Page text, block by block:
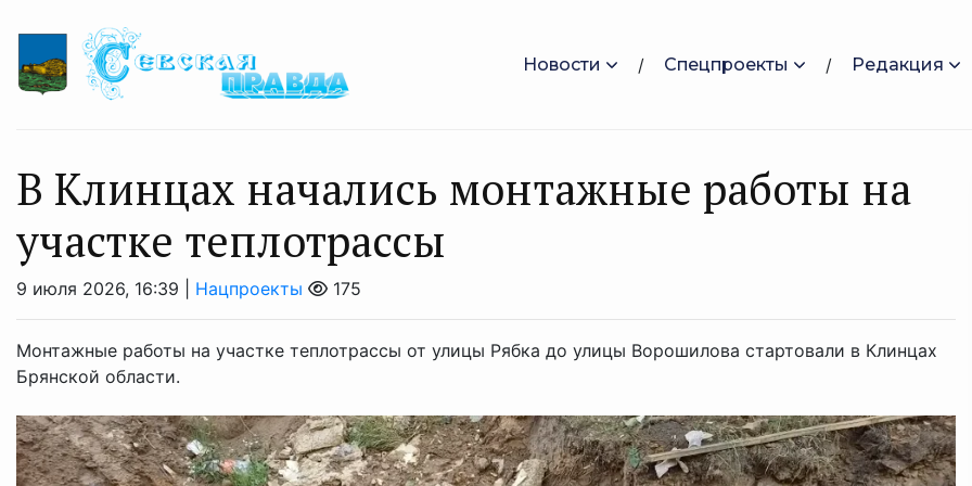
Новости Спецпроекты Редакция
В Клинцах начались монтажные работы на
участке теплотрассы
9 июля 2026, 16:39 | Нацпроекты 175
Монтажные работы на участке теплотрассы от улицы Рябка до улицы Ворошилова стартовали в Клинцах
Брянской области.